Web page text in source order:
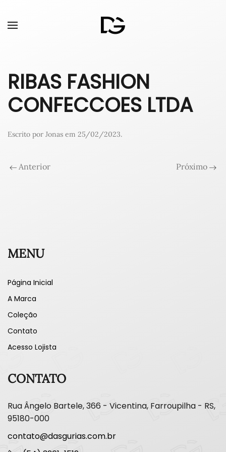
RIBAS FASHION
CONFECCOES LTDA
Escrito por Jonas em 25/02/2023.
Anterior Próximo
MENU
Página Inicial
A Marca
Coleção
Contato
Acesso Lojista
CONTATO
Rua Ângelo Bartele, 366 - Vicentina, Farroupilha - RS,
95180-000
contato@dasgurias.com.br